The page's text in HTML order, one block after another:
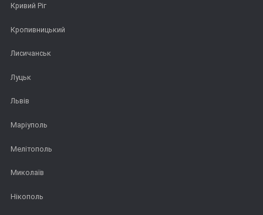
Кривий Ріг
Кропивницький
Лисичанськ
Луцьк
Львів
Маріуполь
Мелітополь
Миколаїв
Нікополь